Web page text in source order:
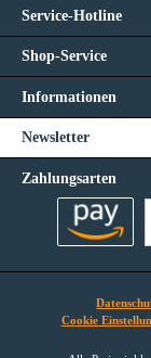
Service-Hotline
Shop-Service
Informationen
Newsletter
Zahlungsarten
Cookie